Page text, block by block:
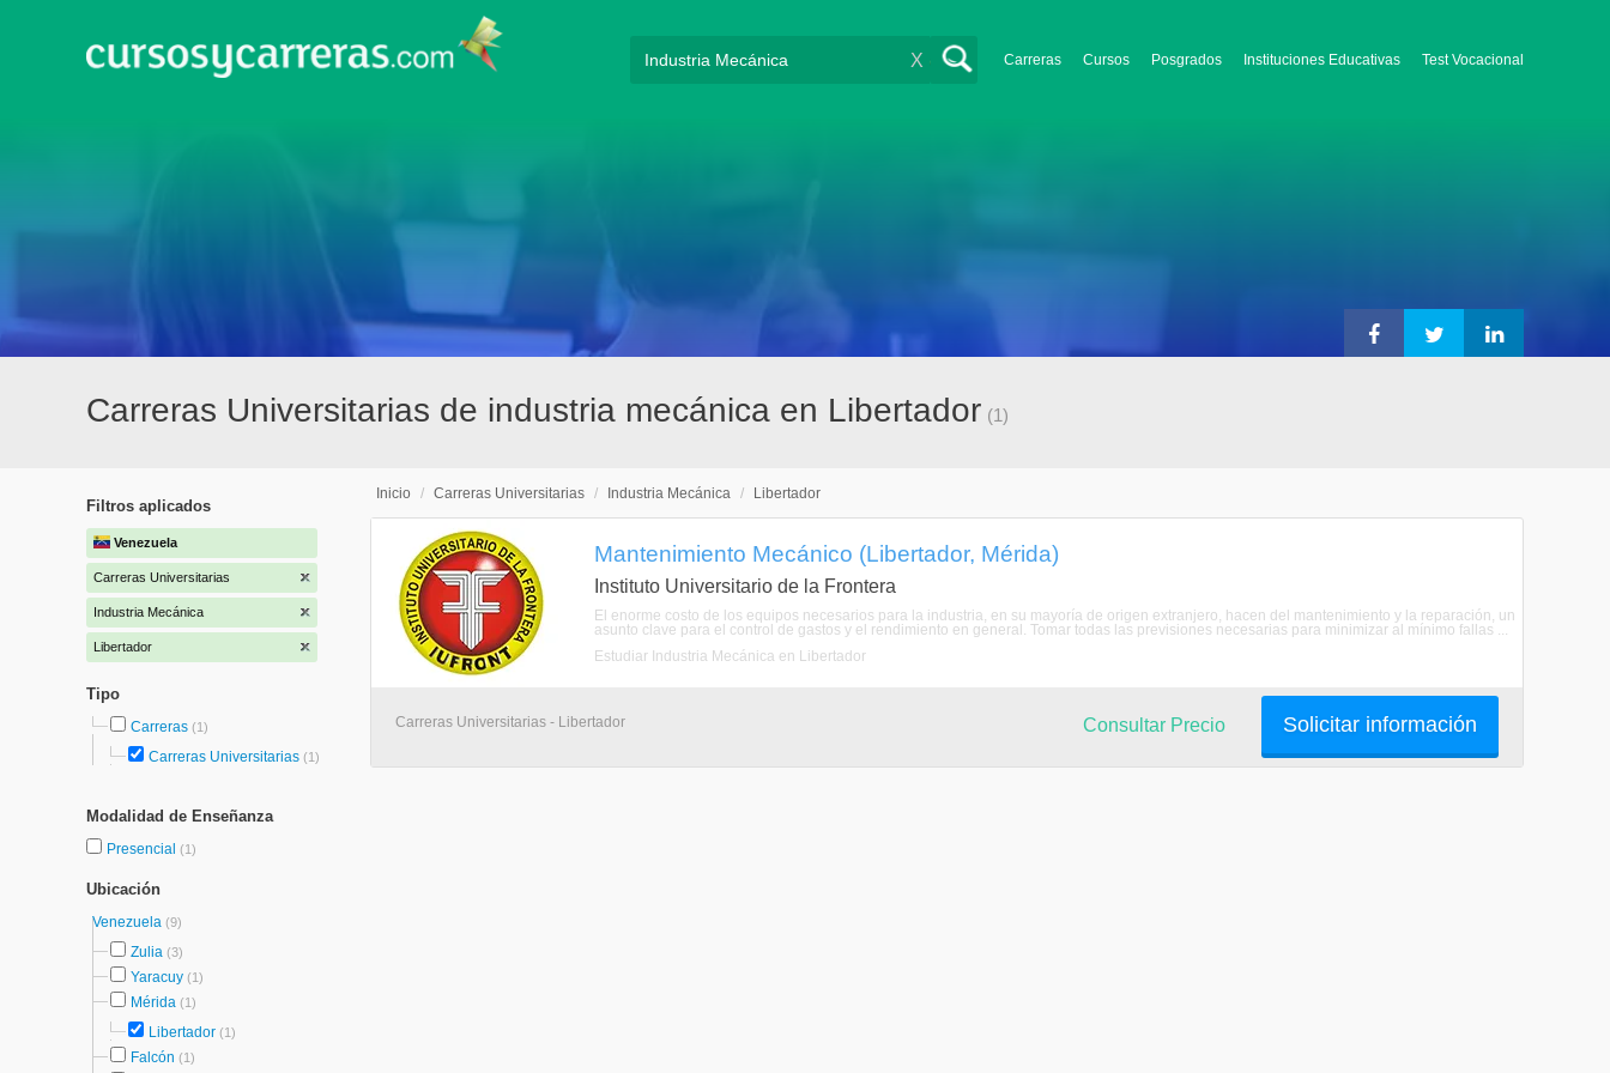
Carreras Cursos Posgrados Instituciones Educativas Test Vocacional
X
Carreras Universitarias de industria mecánica en Libertador (1)
Filtros aplicados
Venezuela
Carreras Universitarias
Industria Mecánica
Libertador
Tipo
Carreras (1)
Carreras Universitarias (1)
Modalidad de Enseñanza
Presencial (1)
Ubicación
Venezuela (9)
Zulia (3)
Yaracuy (1)
Mérida (1)
Libertador (1)
Falcón (1)
Inicio / Carreras Universitarias / Industria Mecánica / Libertador
Mantenimiento Mecánico (Libertador, Mérida)
Instituto Universitario de la Frontera
El enorme costo de los equipos necesarios para la industria, en su mayoría de origen extranjero, hacen del mantenimiento y la reparación, un
asunto clave para el control de gastos y el rendimiento en general. Tomar todas las previsiones necesarias para minimizar al mínimo fallas ...
Estudiar Industria Mecánica en Libertador
Carreras Universitarias - Libertador Solicitar información
Consultar Precio